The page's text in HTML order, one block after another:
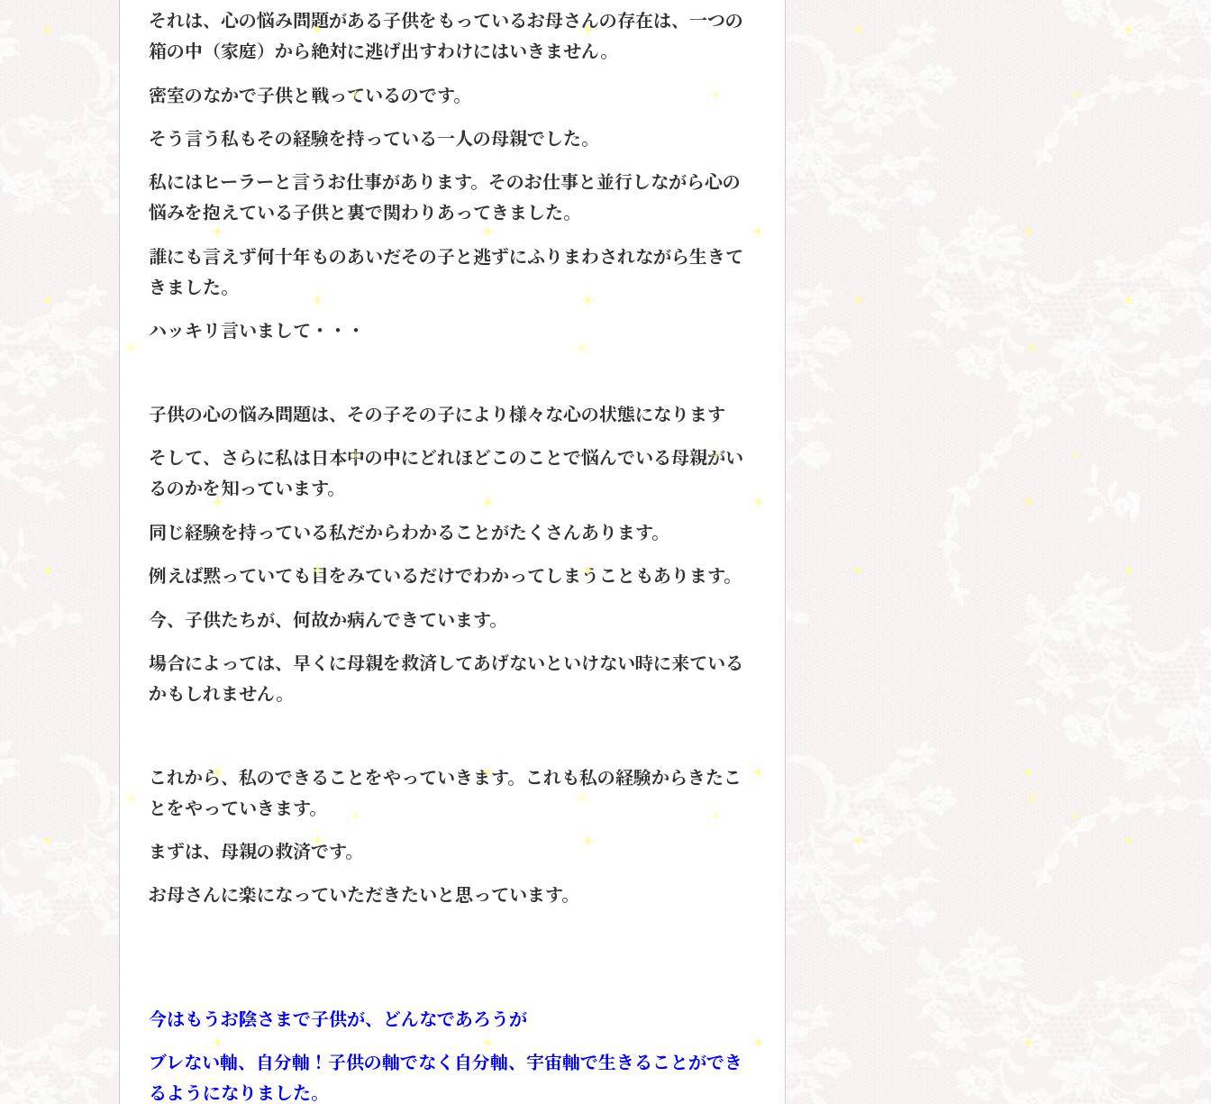
それは、心の悩み問題がある子供をもっているお母さんの存在は、 一つの
箱の中（家庭）から絶対に逃げ出すわけにはいきません。
密室のなかで子供と戦っているのです。
そう言う私もその経験を持っている一人の母親でした。
私にはヒーラーと言うお仕事があります。そのお仕事と並行しながら心の
悩みを抱えている子供と裏で関わりあってきました。
誰にも言えず何十年ものあいだその子と逃ずにふりまわされながら生きて
きました。
ハッキリ言いまして・・・
子供の心の悩み問題は、その子その子により様々な心の状態になります
そして、さらに私は日本中の中にどれほどこのことで悩んでいる母親がい
るのかを知っています。
同じ経験を持っている私だからわかることがたくさんあります。
例えば黙っていても目をみているだけでわかってしまうこともあります。
今、子供たちが、何故か病んできています。
場合によっては、早くに母親を救済してあげないといけない時に来ている
かもしれません。
これから、私のできることをやっていきます。これも私の経験からきたこ
とをやっていきます。
まずは、母親の救済です。
お母さんに楽になっていただきたいと思っています。
今はもうお陰さまで子供が、どんなであろうが
ブレない軸、自分軸！ 子供の軸でなく 自分軸、宇宙軸で生きることができ
るようになりました。